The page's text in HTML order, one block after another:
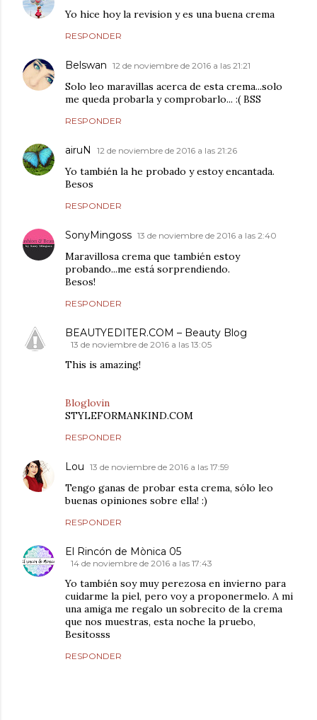
Yo hice hoy la revision y es una buena crema
RESPONDER
Belswan 12 de noviembre de 2016 a las 21:21
Solo leo maravillas acerca de esta crema...solo
me queda probarla y comprobarlo... :( BSS
RESPONDER
airuN 12 de noviembre de 2016 a las 21:26
Yo también la he probado y estoy encantada.
Besos
RESPONDER
SonyMingoss 13 de noviembre de 2016 a las 2:40
Maravillosa crema que también estoy
probando...me está sorprendiendo.
Besos!
RESPONDER
BEAUTYEDITER.COM – Beauty Blog
13 de noviembre de 2016 a las 13:05
This is amazing!
Bloglovin
STYLEFORMANKIND.COM
RESPONDER
Lou 13 de noviembre de 2016 a las 17:59
Tengo ganas de probar esta crema, sólo leo
buenas opiniones sobre ella! :)
RESPONDER
El Rincón de Mònica 05
14 de noviembre de 2016 a las 17:43
Yo también soy muy perezosa en invierno para
cuidarme la piel, pero voy a proponermelo. A mi
una amiga me regalo un sobrecito de la crema
que nos muestras, esta noche la pruebo,
Besitosss
RESPONDER